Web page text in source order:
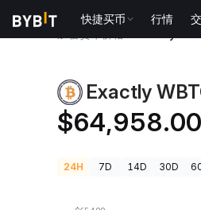
快捷买币 行情
Exactly
$64,958.00
24H 7D 14D 30D